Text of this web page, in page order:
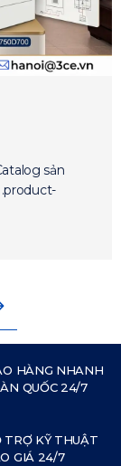
sản
HÀNG NHANH
QUỐC 24/7
TRỢ KỸ THUẬT
GIÁ 24/7